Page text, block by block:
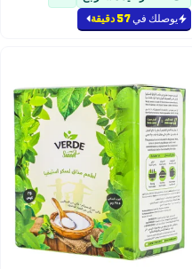
يوصلك في57 دقيقة